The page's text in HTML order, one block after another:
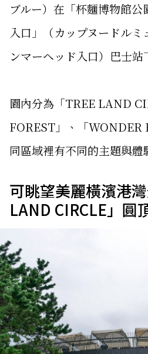
ブルー）在「杯麵博物館
入口」（カップヌードル
ンマーヘッド入口）巴士站
園內分為「TREE LAND
FOREST」、「WONDER
同區域裡有不同的主題與體
可眺望美麗橫濱港
LAND CIRCLE」圓